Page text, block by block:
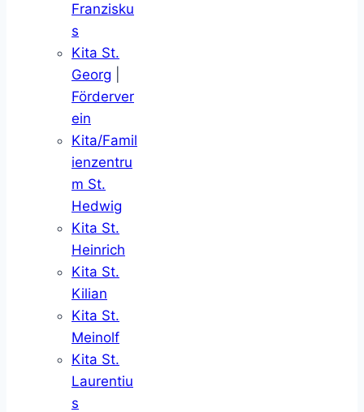
Franzisku
s
Kita St.
Georg
Förderver
ein
Kita/Famil
ienzentru
m St.
Hedwig
Kita St.
Heinrich
Kita St.
Kilian
Kita St.
Meinolf
Kita St.
Laurentiu
s